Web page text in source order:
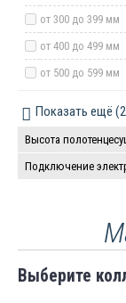
от 300 до 399 мм
от 400 до 499 мм
от 500 до 599 мм
Показать ещё
Высота
Подключение
Выберите